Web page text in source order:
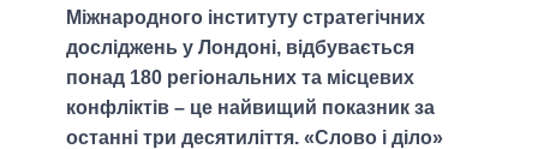
Міжнародного інституту стратегічних
досліджень у Лондоні, відбувається
понад 180 регіональних та місцевих
конфліктів – це найвищий показник за
останні три десятиліття. «Слово і діло»